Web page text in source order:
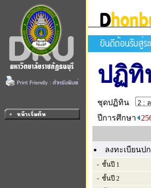
ปฏิทิ
ชุดปฏิทิน
ปีการศึกษา
ลงทะเบียนป
- ชั้นปี 1
- ชั้นปี 2